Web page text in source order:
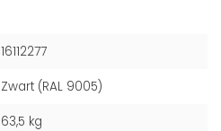
16112277
Zwart (RAL 9005)
63,5 kg